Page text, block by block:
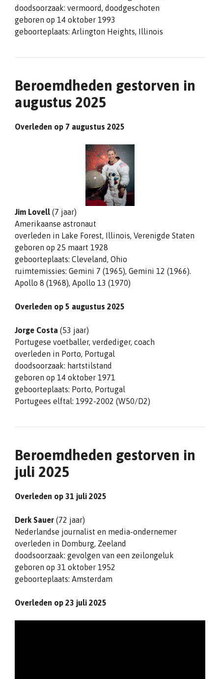
doodsoorzaak: vermoord, doodgeschoten
geboren op 14 oktober 1993
geboorteplaats: Arlington Heights, Illinois
Beroemdheden gestorven in
augustus 2025
Overleden op 7 augustus 2025
Jim Lovell (7 jaar)
Amerikaanse astronaut
overleden in Lake Forest, Illinois, Verenigde Staten
geboren op 25 maart 1928
geboorteplaats: Cleveland, Ohio
ruimtemissies: Gemini 7 (1965), Gemini 12 (1966).
Apollo 8 (1968), Apollo 13 (1970)
Overleden op 5 augustus 2025
Jorge Costa (53 jaar)
Portugese voetballer, verdediger, coach
overleden in Porto, Portugal
doodsoorzaak: hartstilstand
geboren op 14 oktober 1971
geboorteplaats: Porto, Portugal
Portugees elftal: 1992-2002 (W50/D2)
Beroemdheden gestorven in
juli 2025
Overleden op 31 juli 2025
Derk Sauer (72 jaar)
Nederlandse journalist en media-ondernemer
overleden in Domburg, Zeeland
doodsoorzaak: gevolgen van een zeilongeluk
geboren op 31 oktober 1952
geboorteplaats: Amsterdam
Overleden op 23 juli 2025